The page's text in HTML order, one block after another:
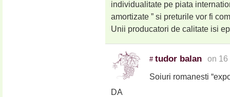
individualitate pe piata
amortizate ” si preturile vor fi
Unii producatori de calitate isi
# tudor balan on 16
Soiuri romanesti
DA